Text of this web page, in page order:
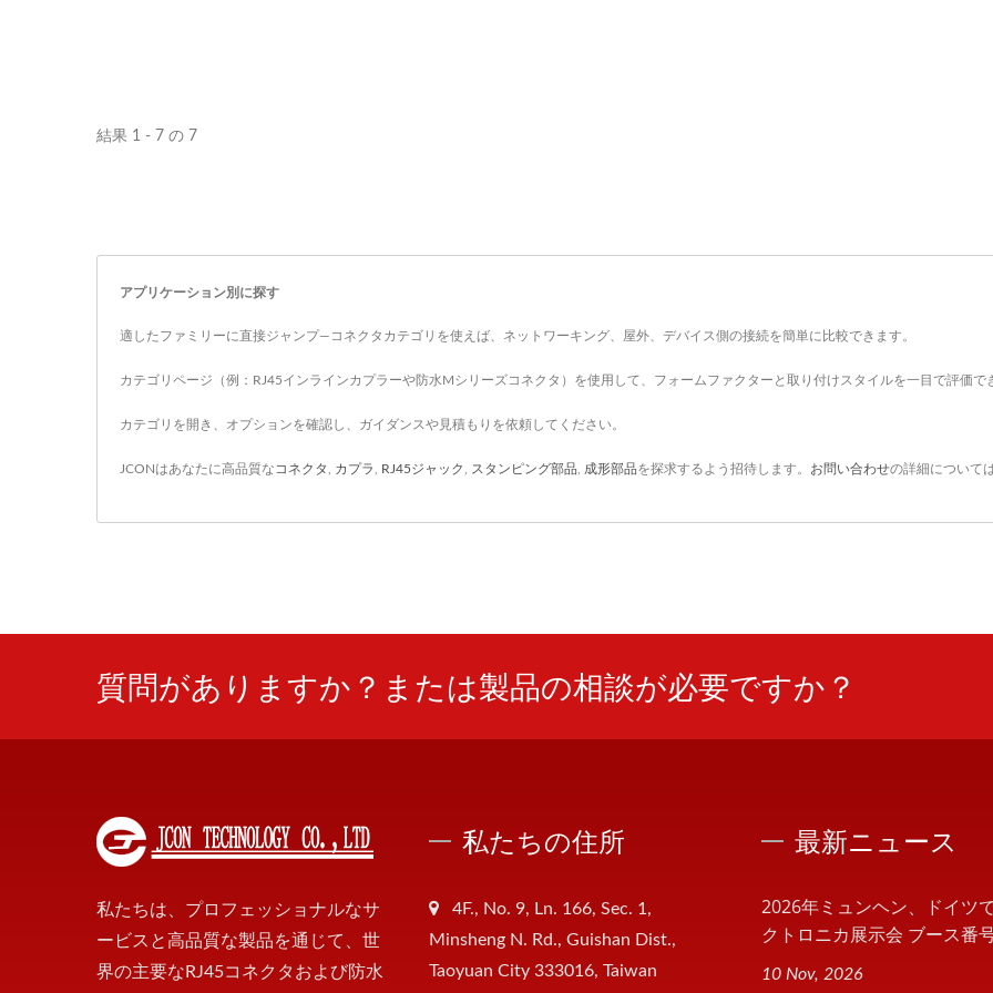
結果 1 - 7 の 7
アプリケーション別に探す
適したファミリーに直接ジャンプ—コネクタカテゴリを使えば、ネットワーキング、屋外、デバイス側の接続を簡単に比較できます。
カテゴリページ（例：RJ45インラインカプラーや防水Mシリーズコネクタ）を使用して、フォームファクターと取り付けスタイルを一目で評価で
カテゴリを開き、オプションを確認し、ガイダンスや見積もりを依頼してください。
JCONはあなたに高品質な コネクタ カプラ RJ45ジャック スタンピング部品 成形部品を探求するよう招待します。 お問い合わせの詳細について
質問がありますか？または製品の相談が必要ですか？
私たちは、プロフェッショナルなサ
ービスと高品質な製品を通じて、世
界の主要なRJ45コネクタおよび防水
私たちの住所
4F., No. 9, Ln. 166, Sec. 1,
Minsheng N. Rd., Guishan Dist.,
Taoyuan City 333016, Taiwan
最新ニュース
2026年ミュンヘン、ドイツ
クトロニカ展示会 ブース番
10 Nov, 2026